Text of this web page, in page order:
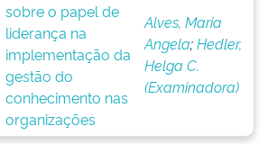
sobre o papel de
liderança na
implementação da
gestão do
conhecimento nas
organizações
Alves, Maria
Angela;Hedler,
Helga C.
(Examinadora)